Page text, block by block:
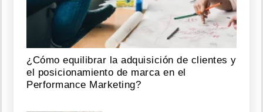
¿Cómo equilibrar la adquisición de clientes y
el posicionamiento de marca en el
Performance Marketing?